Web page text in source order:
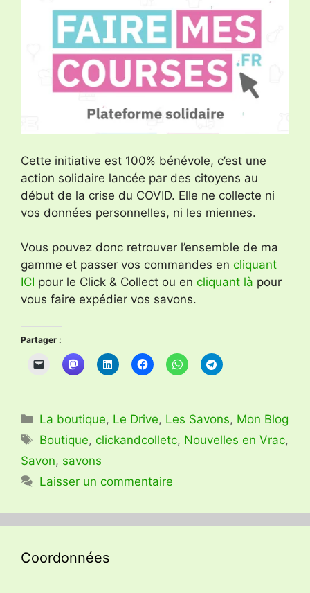
Cette initiative est 100% bénévole, c’est une
action solidaire lancée par des citoyens au
début de la crise du COVID. Elle ne collecte ni
vos données personnelles, ni les miennes.
Vous pouvez donc retrouver l’ensemble de ma
gamme et passer vos commandes en cliquant
ICI pour le Click & Collect ou en cliquant là pour
vous faire expédier vos savons.
Partager :
Catégories
La boutique, Le Drive, Les Savons, Mon Blog
Étiquettes
Boutique, clickandcolletc, Nouvelles en Vrac,
Savon, savons
Laisser un commentaire
Coordonnées